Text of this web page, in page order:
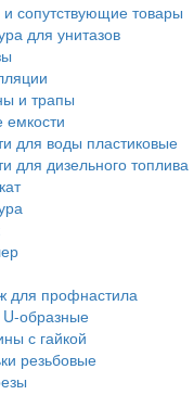
сопутствующие товары
для унитазов
и трапы
емкости
для воды пластиковые
для дизельного топлива
для профнастила
образные
с гайкой
резьбовые